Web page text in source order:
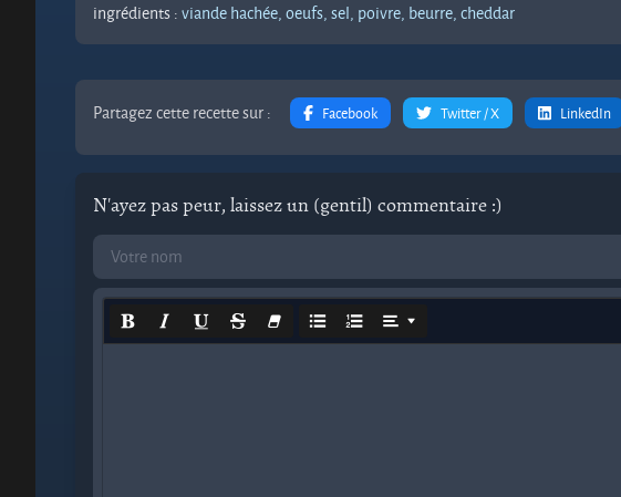
ingrédients :viande hachée,oeufs,sel, poivre, beurre,cheddar
Partagez cette recette sur : Facebook Twitter / X LinkedIn
N'ayez pas peur, laissez un (gentil) commentaire :)